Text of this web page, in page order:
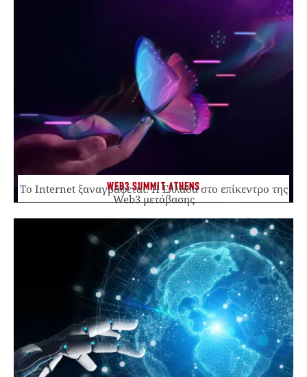
WEB3 SUMMIT ATHENS
Το Internet ξαναγράφεται. Η Ελλάδα στο επίκεντρο της
Web3 μετάβασης